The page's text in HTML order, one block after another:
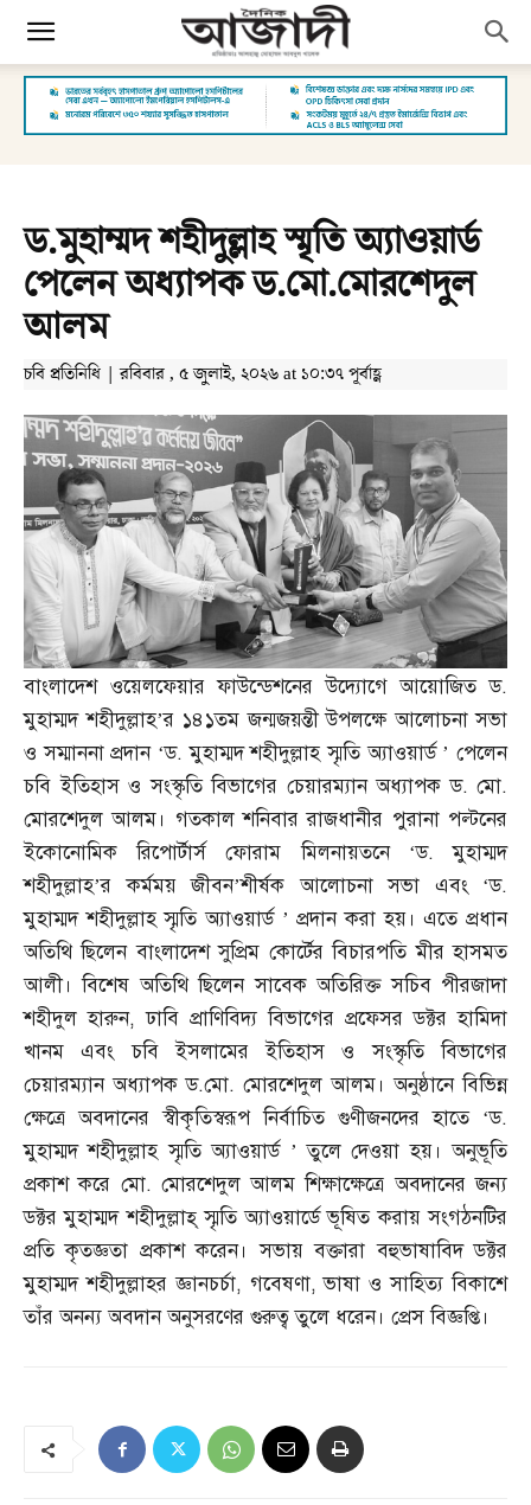
ড.মুহাম্মদ শহীদুল্লাহ স্মৃতি অ্যাওয়ার্ড
পেলেন অধ্যাপক ড.মো.মোরশেদুল
আলম
চবি প্রতিনিধি | রবিবার , ৫ জুলাই, ২০২৬ at ১০:৩৭ পূর্বাহ্ণ
বাংলাদেশ ওয়েলফেয়ার ফাউন্ডেশনের উদ্যোগে আয়োজিত ড.
মুহাম্মদ শহীদুল্লাহ’র ১৪১তম জন্মজয়ন্তী উপলক্ষে আলোচনা সভা
ও সম্মাননা প্রদান ‘ড.মুহাম্মদ শহীদুল্লাহ স্মৃতি অ্যাওয়ার্ড ’ পেলেন
চবি ইতিহাস ও সংস্কৃতি বিভাগের চেয়ারম্যান অধ্যাপক ড. মো.
মোরশেদুল আলম। গতকাল শনিবার রাজধানীর পুরানা পল্টনের
ইকোনোমিক রিপোর্টার্স ফোরাম মিলনায়তনে ‘ড.মুহাম্মদ
শহীদুল্লাহ’র কর্মময় জীবন’শীর্ষক আলোচনা সভা এবং ‘ড.
মুহাম্মদ শহীদুল্লাহ স্মৃতি অ্যাওয়ার্ড ’ প্রদান করা হয়। এতে প্রধান
অতিথি ছিলেন বাংলাদেশ সুপ্রিম কোর্টের বিচারপতি মীর হাসমত
আলী। বিশেষ অতিথি ছিলেন সাবেক অতিরিক্ত সচিব পীরজাদা
শহীদুল হারুন,ঢাবি প্রাণিবিদ্য বিভাগের প্রফেসর ডক্টর হামিদা
খানম এবং চবি ইসলামের ইতিহাস ও সংস্কৃতি বিভাগের
চেয়ারম্যান অধ্যাপক ড.মো. মোরশেদুল আলম। অনুষ্ঠানে বিভিন্ন
ক্ষেত্রে অবদানের স্বীকৃতিস্বরূপ নির্বাচিত গুণীজনদের হাতে ‘ড.
মুহাম্মদ শহীদুল্লাহ স্মৃতি অ্যাওয়ার্ড ’ তুলে দেওয়া হয়। অনুভূতি
প্রকাশ করে মো. মোরশেদুল আলম শিক্ষাক্ষেত্রে অবদানের জন্য
ডক্টর মুহাম্মদ শহীদুল্লাহ্‌ স্মৃতি অ্যাওয়ার্ডে ভূষিত করায় সংগঠনটির
প্রতি কৃতজ্ঞতা প্রকাশ করেন। সভায় বক্তারা বহুভাষাবিদ ডক্টর
মুহাম্মদ শহীদুল্লাহর জ্ঞানচর্চা, গবেষণা,ভাষা ও সাহিত্য বিকাশে
তাঁর অনন্য অবদান অনুসরণের গুরুত্ব তুলে ধরেন। প্রেস বিজ্ঞপ্তি।